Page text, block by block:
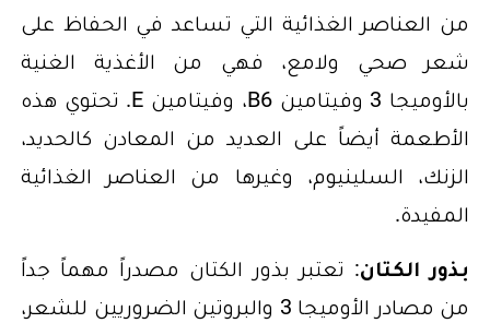
من العناصر الغذائية التي تساعد في الحفاظ على
شعر صحي ولامع، فهي من الأغذية الغنية
بالأوميجا 3 وفيتامين B6، وفيتامين E. تحتوي هذه
الأطعمة أيضاً على العديد من المعادن كالحديد،
الزنك، السلينيوم، وغيرها من العناصر الغذائية
المفيدة.
بذور الكتان: تعتبر بذور الكتان مصدراً مهماً جداً
من مصادر الأوميجا 3 والبروتين الضروريين للشعر،